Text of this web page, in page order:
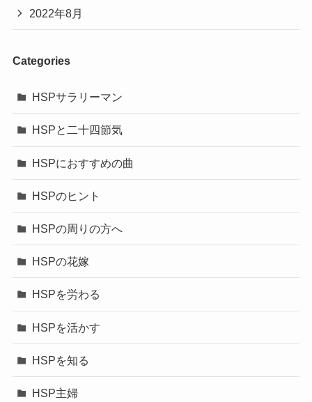
2022年8月
Categories
HSPサラリーマン
HSPと二十四節気
HSPにおすすめの曲
HSPのヒント
HSPの周りの方へ
HSPの花嫁
HSPを労わる
HSPを活かす
HSPを知る
HSP主婦